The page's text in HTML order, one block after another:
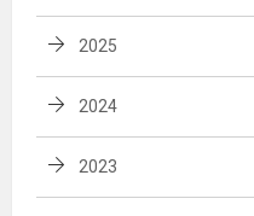
2025
2024
2023